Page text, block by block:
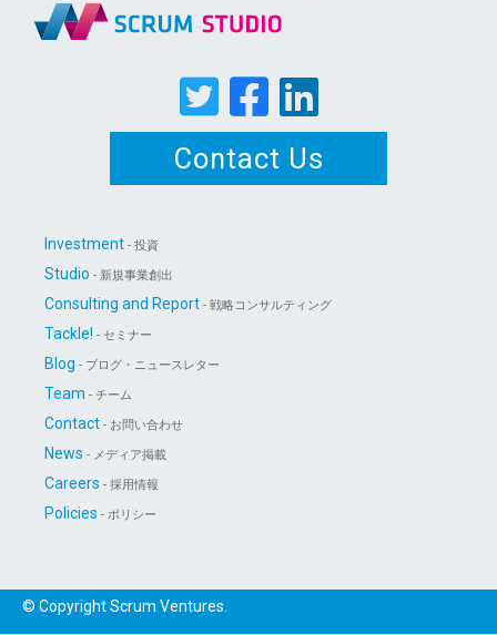
Contact Us
Investment - 投資
Studio - 新規事業創出
Consulting and Report - 戦略コンサルティング
Tackle! - セミナー
Blog - ブログ・ニュースレター
Team - チーム
Contact - お問い合わせ
News - メディア掲載
Careers - 採用情報
Policies - ポリシー
© Copyright Scrum Ventures.